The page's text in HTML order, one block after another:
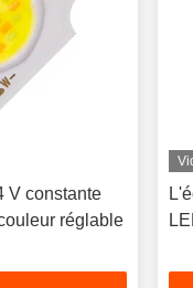
V constante
réglable